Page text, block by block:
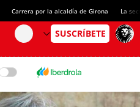
Carrera por la alcaldía de Girona La